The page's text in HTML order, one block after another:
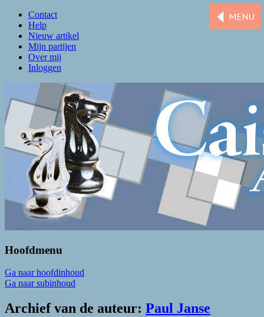
Contact
Help
Nieuw artikel
Mijn partijen
Over mij
Inloggen
Caissa Amsterdam
De levendigste schaakclub van Amsterdam
Hoofdmenu
Ga naar hoofdinhoud
Ga naar subinhoud
Archief van de auteur: Paul Janse